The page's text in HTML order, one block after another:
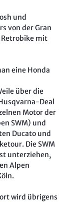
und
von der Gran
Retrobike mit
eine Honda
über die
Deal
Motor der
SWM) und
Ducato und
Die SWM
unterziehen,
Alpen
wird übrigens